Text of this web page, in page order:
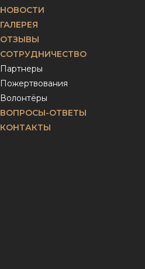
НОВОСТИ
ГАЛЕРЕЯ
ОТЗЫВЫ
СОТРУДНИЧЕСТВО
Партнеры
Пожертвования
Волонтёры
ВОПРОСЫ-ОТВЕТЫ
КОНТАКТЫ